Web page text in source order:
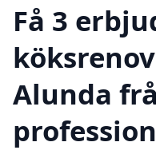
Få 3
Alunda